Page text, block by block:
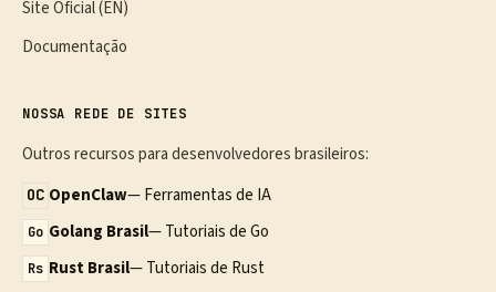
Site Oficial (EN)
Documentação
NOSSA REDE DE SITES
Outros recursos para desenvolvedores brasileiros:
OC OpenClaw— Ferramentas de IA
Go Golang Brasil— Tutoriais de Go
Rs Rust Brasil— Tutoriais de Rust